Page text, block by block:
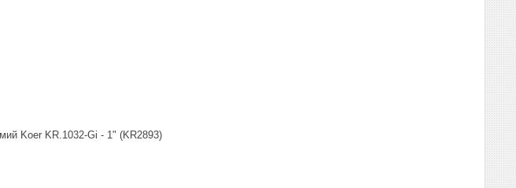
Koer KR.1032-Gi - 1" (KR2893)